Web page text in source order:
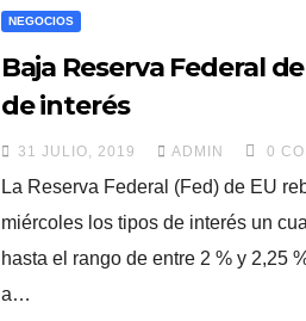
NEGOCIOS
Baja Reserva Federal
de interés
31 JULIO, 2019 ADMIN 0
La Reserva Federal (Fed) de EU
miércoles los tipos de interés un
hasta el rango de entre 2 % y 2,25
a…